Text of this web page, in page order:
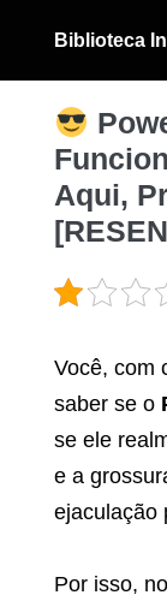
o
conteúdo
Biblioteca
Aqui,
Você, com
saber se o
se ele
e a
ejaculação
Por isso,